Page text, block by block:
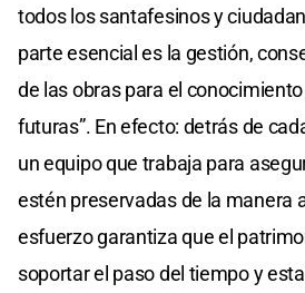
todos los santafesinos y
parte esencial es la gestión,
de las obras para el
futuras”. En efecto: detrás de
un equipo que trabaja para
estén preservadas de la manera
esfuerzo garantiza que el
soportar el paso del tiempo y